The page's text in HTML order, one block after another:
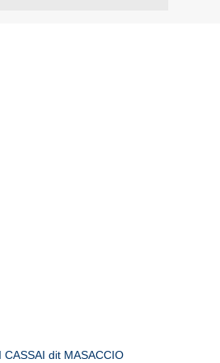
dit MASACCIO